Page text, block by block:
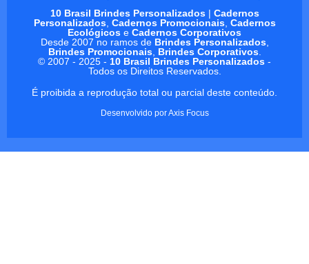
10 Brasil Brindes Personalizados| Cadernos
Personalizados, Cadernos Promocionais, Cadernos
Ecológicos e Cadernos Corporativos
Desde 2007 no ramos de Brindes Personalizados,
Brindes Promocionais, Brindes Corporativos.
© 2007 - 2025 - 10 Brasil Brindes Personalizados -
Todos os Direitos Reservados.
É proibida a reprodução total ou parcial deste conteúdo.
Desenvolvido porAxis Focus